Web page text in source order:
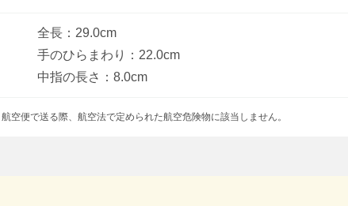
全長：29.0cm
手のひらまわり：22.0cm
中指の長さ：8.0cm
空便で送る際、航空法で定められた航空危険物に該当しません。